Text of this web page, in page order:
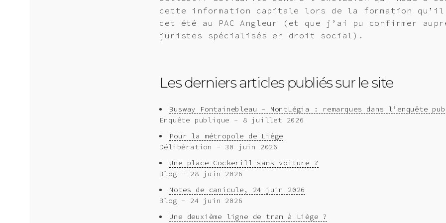
cette information capitale lors de la formation qu’il
cet été au PAC Angleur (et que j’ai pu confirmer
juristes spécialisés en droit social).
Les derniers articles publiés sur le site
Busway Fontainebleau - MontLégia : remarques dans l’enquête
Enquête publique - 8 juillet 2026
Pour la métropole de Liège
Délibération - 30 juin 2026
Une place Cockerill sans voiture ?
Blog - 28 juin 2026
Notes de canicule, 24 juin 2026
Blog - 24 juin 2026
Une deuxième ligne de tram à Liège ?